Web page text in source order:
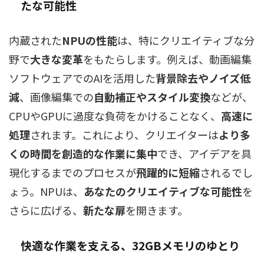
たな可能性
内蔵されたNPUの性能は、特にクリエイティブな分
野で大きな変革をもたらします。例えば、動画編集
ソフトウェアでのAIを活用した背景除去やノイズ低
減、画像編集での自動補正やスタイル変換などが、
CPUやGPUに過度な負荷をかけることなく、 高速に
処理されます。これにより、クリエイターはより多
くの時間を創造的な作業に集中でき、アイデアを具
現化するまでのプロセスが飛躍的に短縮されるでし
ょう。NPUは、 あなたのクリエイティブな可能性を
さらに広げる、 新たな扉を開きます。
快適な作業を支える、32GBメモリのゆとり